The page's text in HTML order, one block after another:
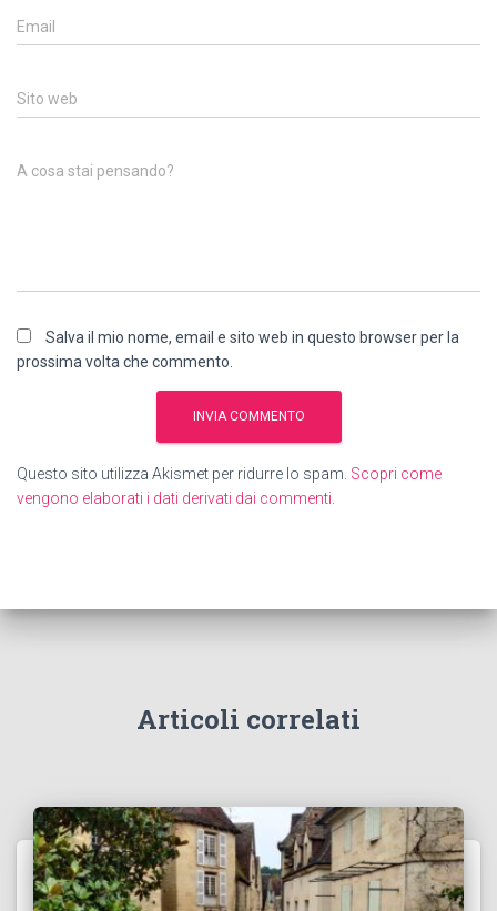
Email
Sito web
A cosa stai pensando?
Salva il mio nome, email e sito web in questo browser per la
prossima volta che commento.
Questo sito utilizza Akismet per ridurre lo spam. Scopri come
vengono elaborati i dati derivati dai commenti
Articoli correlati